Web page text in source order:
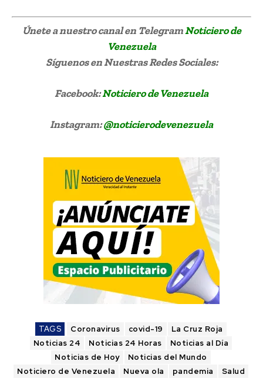
Únete a nuestro canal en TelegramNoticiero de
Venezuela
Síguenosen Nuestras Redes Sociales:
Facebook:Noticiero de Venezuela
Instagram:@noticierodevenezuela
TAGS Coronavirus covid-19
La Cruz Roja
Noticias 24
Noticias 24 Horas
Noticias al Día
Noticias de Hoy
Noticias del Mundo
Noticiero de Venezuela
Nueva ola pandemia
Salud